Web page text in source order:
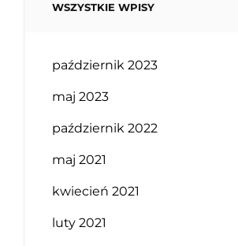
WSZYSTKIE WPISY
październik 2023
maj 2023
październik 2022
maj 2021
kwiecień 2021
luty 2021